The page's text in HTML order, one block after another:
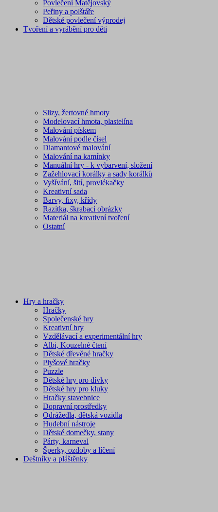
Povlečení Matějovský
Peřiny a polštáře
Dětské povlečení výprodej
Tvoření a vyrábění pro děti
Slizy, žertovné hmoty
Modelovací hmota, plastelína
Malování pískem
Malování podle čísel
Diamantové malování
Malování na kamínky
Manuální hry - k vybarvení, složení
Zažehlovací korálky a sady korálků
Vyšívání, šití, provlékačky
Kreativní sada
Barvy, fixy, křídy
Razítka, škrabací obrázky
Materiál na kreativní tvoření
Ostatní
Hry a hračky
Hračky
Společenské hry
Kreativní hry
Vzdělávací a experimentální hry
Albi, Kouzelné čtení
Dětské dřevěné hračky
Plyšové hračky
Puzzle
Dětské hry pro dívky
Dětské hry pro kluky
Hračky stavebnice
Dopravní prostředky
Odrážedla, dětská vozidla
Hudební nástroje
Dětské domečky, stany
Párty, karneval
Šperky, ozdoby a líčení
Deštníky a pláštěnky